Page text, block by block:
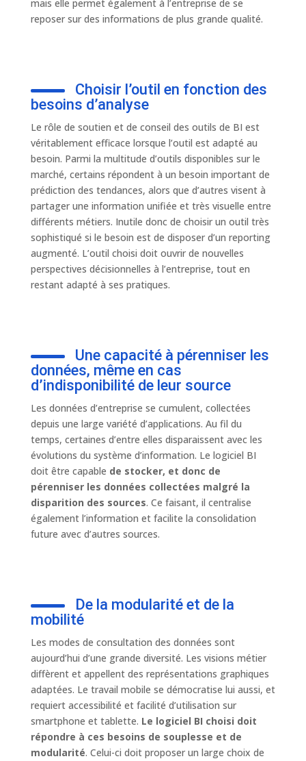
mais elle permet également à l’entreprise de se
reposer sur des informations de plus grande qualité.
Choisir l’outil en fonction des
besoins d’analyse
Le rôle de soutien et de conseil des outils de BI est
véritablement efficace lorsque l’outil est adapté au
besoin. Parmi la multitude d’outils disponibles sur le
marché, certains répondent à un besoin important de
prédiction des tendances, alors que d’autres visent à
partager une information unifiée et très visuelle entre
différents métiers. Inutile donc de choisir un outil très
sophistiqué si le besoin est de disposer d’un reporting
augmenté. L’outil choisi doit ouvrir de nouvelles
perspectives décisionnelles à l’entreprise, tout en
restant adapté à ses pratiques.
Une capacité à pérenniser les
données, même en cas
d’indisponibilité de leur source
Les données d’entreprise se cumulent, collectées
depuis une large variété d’applications. Au fil du
temps, certaines d’entre elles disparaissent avec les
évolutions du système d’information. Le logiciel BI
doit être capable de stocker, et donc de
pérenniser les données collectées malgré la
disparition des sources. Ce faisant, il centralise
également l’information et facilite la consolidation
future avec d’autres sources.
De la modularité et de la
mobilité
Les modes de consultation des données sont
aujourd’hui d’une grande diversité. Les visions métier
diffèrent et appellent des représentations graphiques
adaptées. Le travail mobile se démocratise lui aussi, et
requiert accessibilité et facilité d’utilisation sur
smartphone et tablette. Le logiciel BI choisi doit
répondre à ces besoins de souplesse et de
modularité. Celui-ci doit proposer un large choix de